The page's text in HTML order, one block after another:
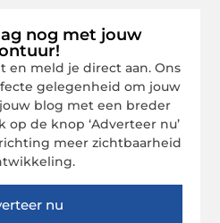
nog met jouw
en meld je direct aan. Ons
gelegenheid om jouw
blog met een breder
de knop ‘Adverteer nu’
meer zichtbaarheid
nu